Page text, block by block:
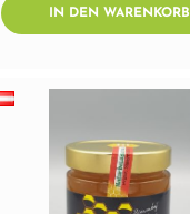
IN DEN WARENKORB